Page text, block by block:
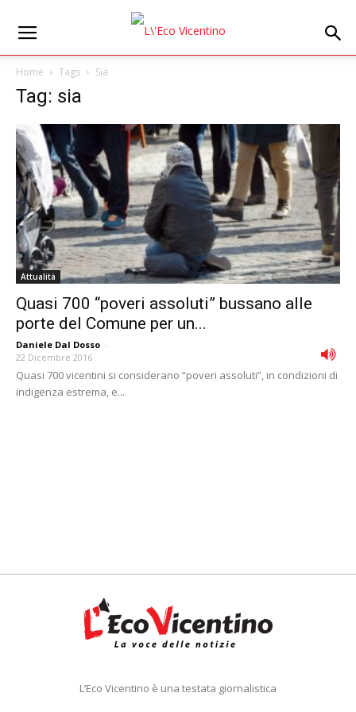
Home Tags Sia
Tag: sia
Attualità
Quasi 700 “poveri assoluti” bussano alle
porte del Comune per un...
Daniele Dal Dosso -
22 Dicembre 2016
Quasi 700 vicentini si considerano “poveri assoluti”, in condizioni di
indigenza estrema, e...
L’Eco Vicentino è una testata giornalistica